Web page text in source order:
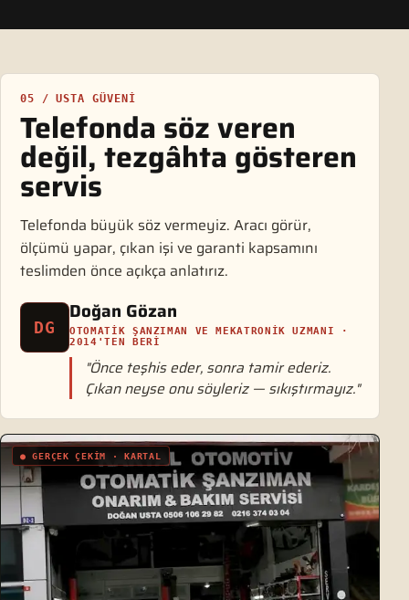
05 / USTA GÜVENI
Telefonda söz veren
değil, tezgâhta gösteren
servis
Telefonda büyük söz vermeyiz. Aracı görür,
ölçümü yapar, çıkan işi ve garanti kapsamını
teslimden önce açıkça anlatırız.
DG
Doğan Gözan
OTOMATIK ŞANZIMAN VE MEKATRONIK UZMANI ·
2014'TEN BERI
"Önce teşhis eder, sonra tamir ederiz.
Çıkan neyse onu söyleriz — sıkıştırmayız."
● GERÇEK ÇEKIM · KARTAL